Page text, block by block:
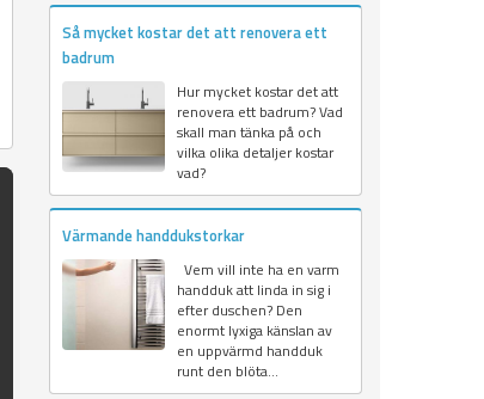
Så mycket kostar det att renovera ett
badrum
Hur mycket kostar det att
renovera ett badrum? Vad
skall man tänka på och
vilka olika detaljer kostar
vad?
Värmande handdukstorkar
Vem vill inte ha en varm
handduk att linda in sig i
efter duschen? Den
enormt lyxiga känslan av
en uppvärmd handduk
runt den blöta...